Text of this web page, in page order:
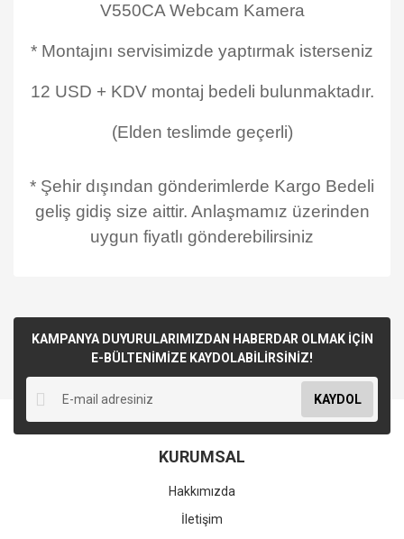
V550CA Webcam Kamera
* Montajını servisimizde yaptırmak isterseniz
12 USD + KDV montaj bedeli bulunmaktadır.
(Elden teslimde geçerli)
* Şehir dışından gönderimlerde Kargo Bedeli
geliş gidiş size aittir. Anlaşmamız üzerinden
uygun fiyatlı gönderebilirsiniz
KAMPANYA DUYURULARIMIZDAN HABERDAR OLMAK İÇİN
E-BÜLTENİMİZE KAYDOLABİLİRSİNİZ!
KAYDOL
KURUMSAL
Hakkımızda
İletişim